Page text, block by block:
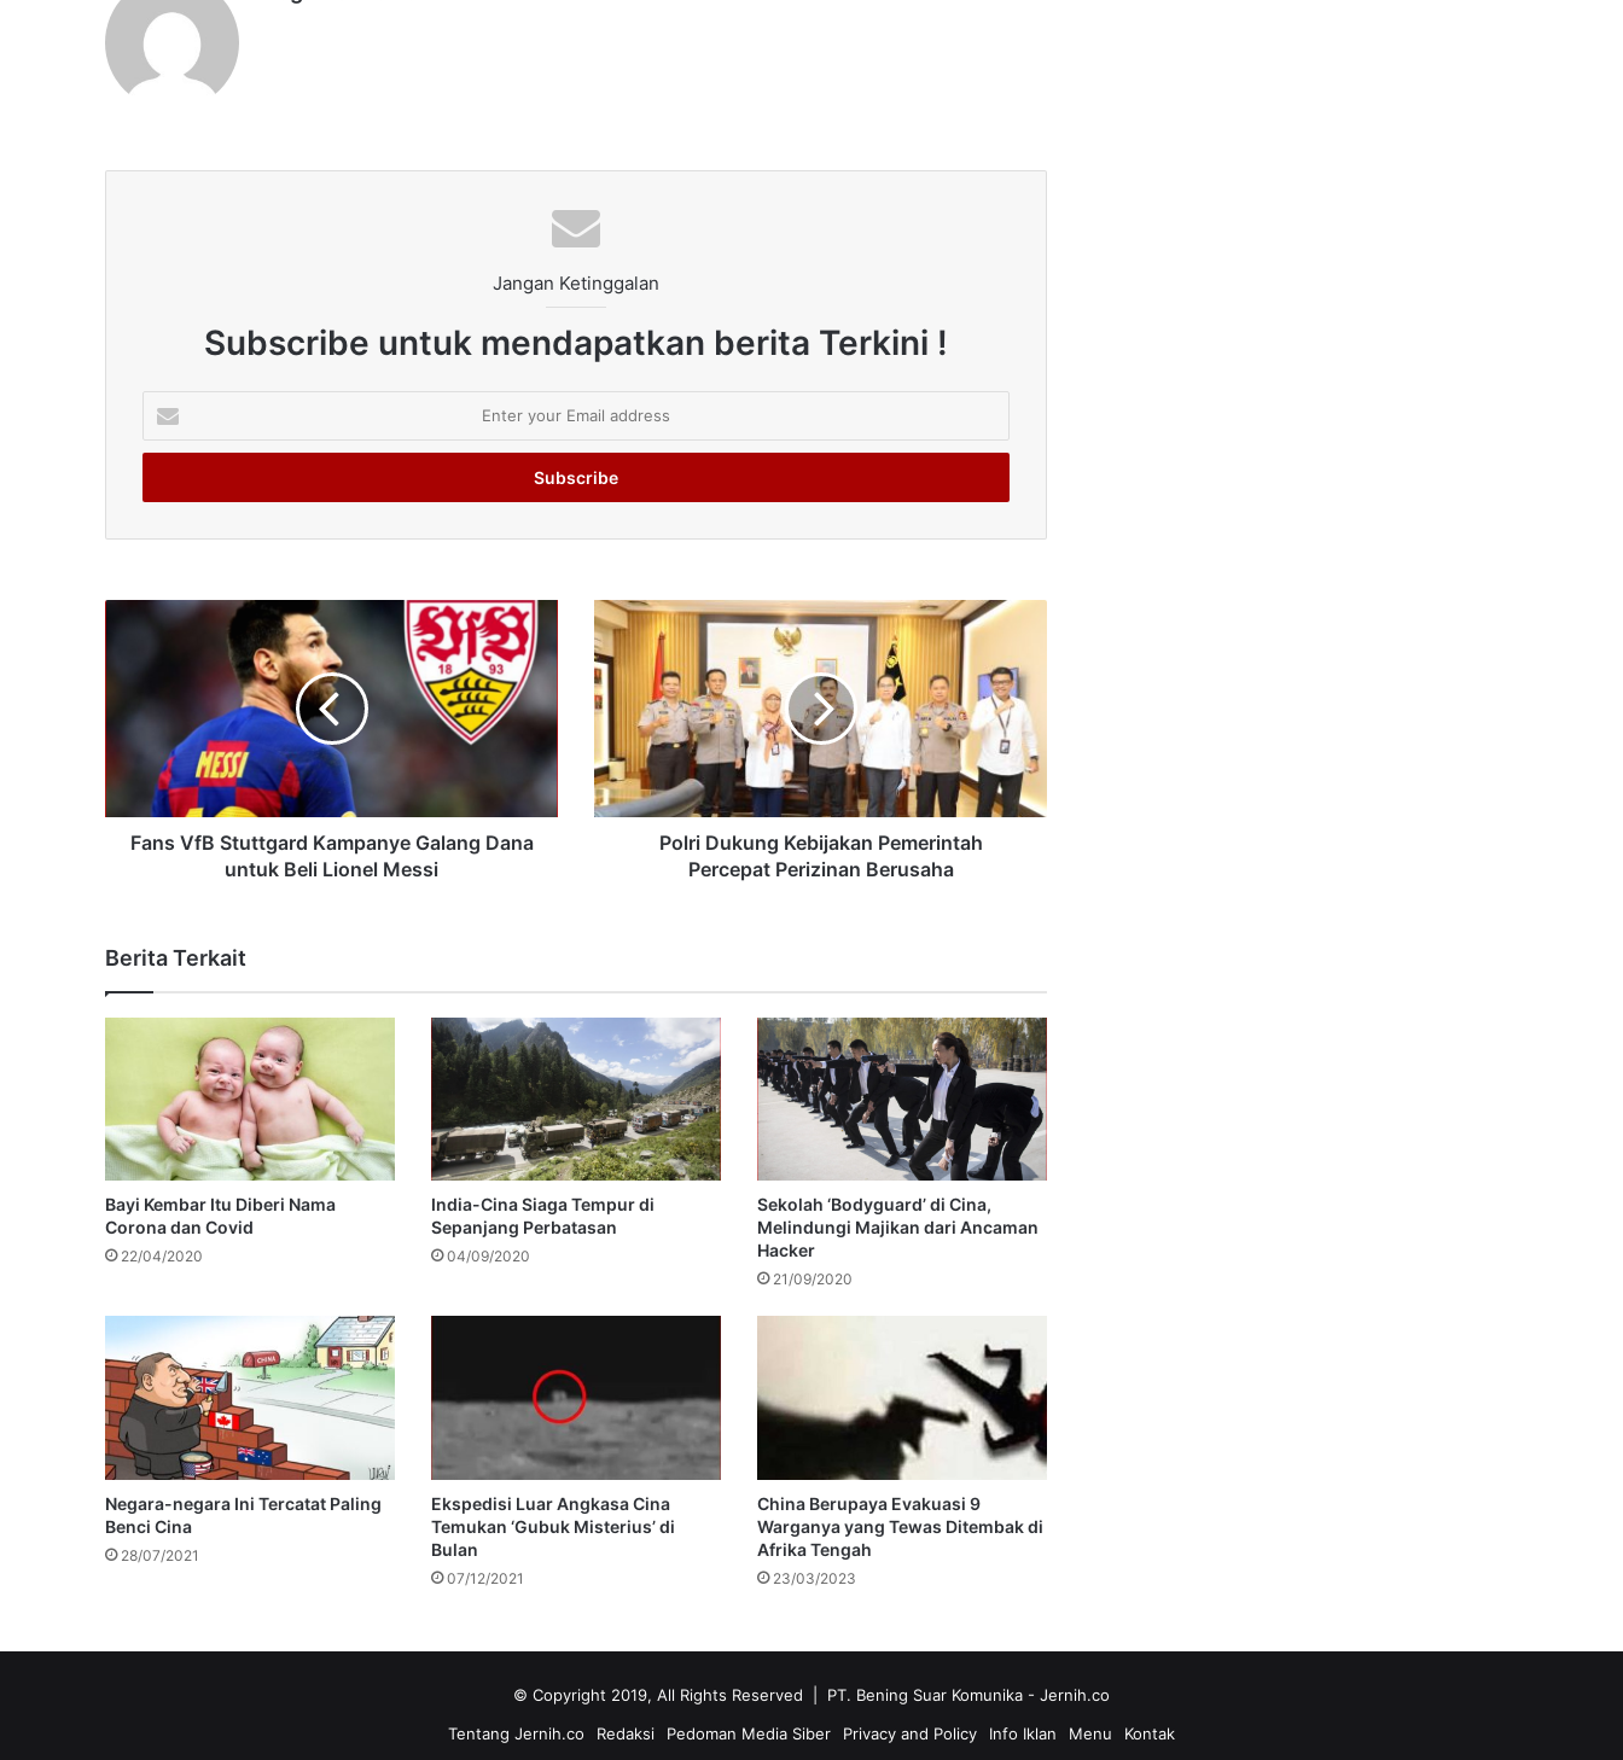
Jangan Ketinggalan
Subscribe untuk mendapatkan berita Terkini !
your
Email
Fans VfB Stuttgard Kampanye Galang Dana
untuk Beli Lionel Messi
Polri Dukung Kebijakan Pemerintah
Percepat Perizinan Berusaha
Berita Terkait
Bayi Kembar Itu Diberi Nama
Corona dan Covid
22/04/2020
India-Cina Siaga Tempur di
Sepanjang Perbatasan
04/09/2020
Sekolah ‘Bodyguard’ di Cina,
Melindungi Majikan dari Ancaman
Hacker
21/09/2020
Negara-negara Ini Tercatat Paling
Benci Cina
28/07/2021
Ekspedisi Luar Angkasa Cina
Temukan ‘Gubuk Misterius’ di
Bulan
07/12/2021
China Berupaya Evakuasi 9
Warganya yang Tewas Ditembak di
Afrika Tengah
23/03/2023
© Copyright 2019, All Rights Reserved | PT. Bening Suar Komunika - Jernih.co
Tentang Jernih.co
Redaksi Pedoman Media Siber Privacy and Policy Info Iklan Menu Kontak